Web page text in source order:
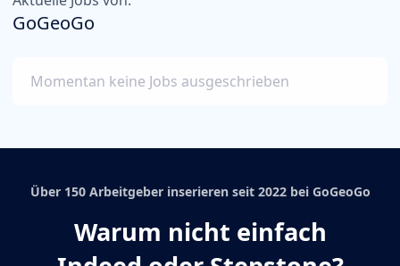
GoGeoGo
Momentan keine Jobs ausgeschrieben
Über 150 Arbeitgeber inserieren seit 2022 bei GoGeoGo
Warum nicht einfach